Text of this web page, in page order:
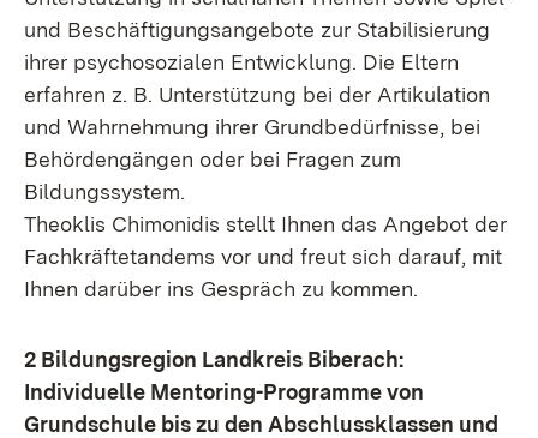
und Beschäftigungsangebote zur Stabilisierung
ihrer psychosozialen Entwicklung. Die Eltern
erfahren z. B. Unterstützung bei der Artikulation
und Wahrnehmung ihrer Grundbedürfnisse, bei
Behördengängen oder bei Fragen zum
Bildungssystem.
Theoklis Chimonidis stellt Ihnen das Angebot der
Fachkräftetandems vor und freut sich darauf, mit
Ihnen darüber ins Gespräch zu kommen.
2 Bildungsregion Landkreis Biberach:
Individuelle Mentoring-Programme von
Grundschule bis zu den Abschlussklassen und